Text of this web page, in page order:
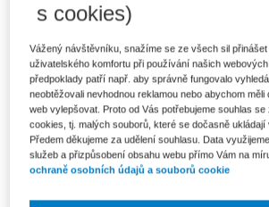
Zahájení podnikání (právní,
ekonomické, daňové, účetní
aspekty),...
Od 629 Kč
s cookies)
Vážený návštěvníku, snažíme se ze všech sil
uživatelského komfortu při používání našich
předpoklady patří např. aby správně fungovalo
neobtěžovali nevhodnou reklamou nebo abychom měli
web vylepšovat. Proto od Vás potřebujeme souhlas
cookies, tj. malých souborů, které se dočasně ukládají
Předem děkujeme za udělení souhlasu. Data
služeb a přizpůsobení obsahu webu přímo Vám na
ochraně osobních údajů a souborů cookie